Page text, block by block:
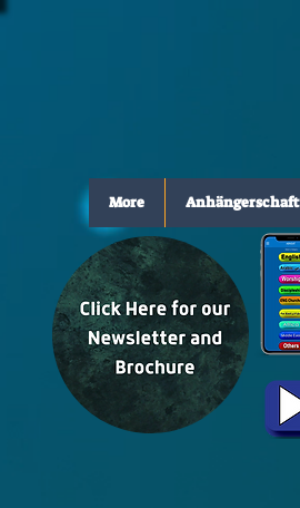
Anhängerschaft
More